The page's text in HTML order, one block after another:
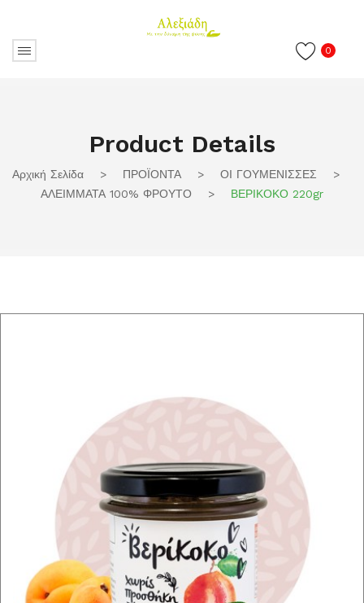
0
Product Details
Αρχική Σελίδα > ΠΡΟΪΟΝΤΑ > ΟΙ ΓΟΥΜΕΝΙΣΣΕΣ
>
ΑΛΕΙΜΜΑΤΑ 100% ΦΡΟΥΤΟ
> ΒΕΡΙΚΟΚΟ 220gr